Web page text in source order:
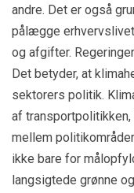
andre. Det er også
pålægge
og afgifter.
Det betyder, at
sektorers politik.
af
mellem
ikke bare for
langsigtede grønne